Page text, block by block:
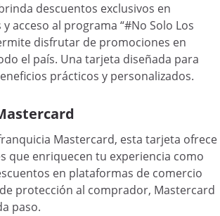
descuentos exclusivos en
acceso al programa “#No Solo Los
disfrutar de promociones en
el país. Una tarjeta diseñada para
prácticos y personalizados.
Mastercard, esta tarjeta ofrece
que enriquecen tu experiencia como
en plataformas de comercio
protección al comprador, Mastercard
paso.